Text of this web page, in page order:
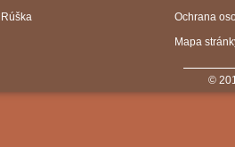
Rúška
Ochrana
Mapa
©